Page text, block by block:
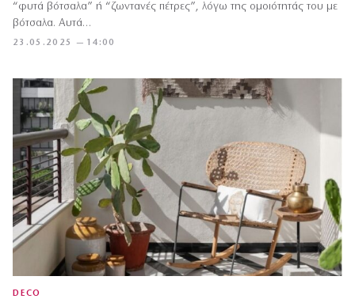
23.05.2025 — 14:00
“φυτά βότσαλα” ή “ζωντανές πέτρες”, λόγω της ομοιότητάς του με
βότσαλα. Αυτά…
DECO